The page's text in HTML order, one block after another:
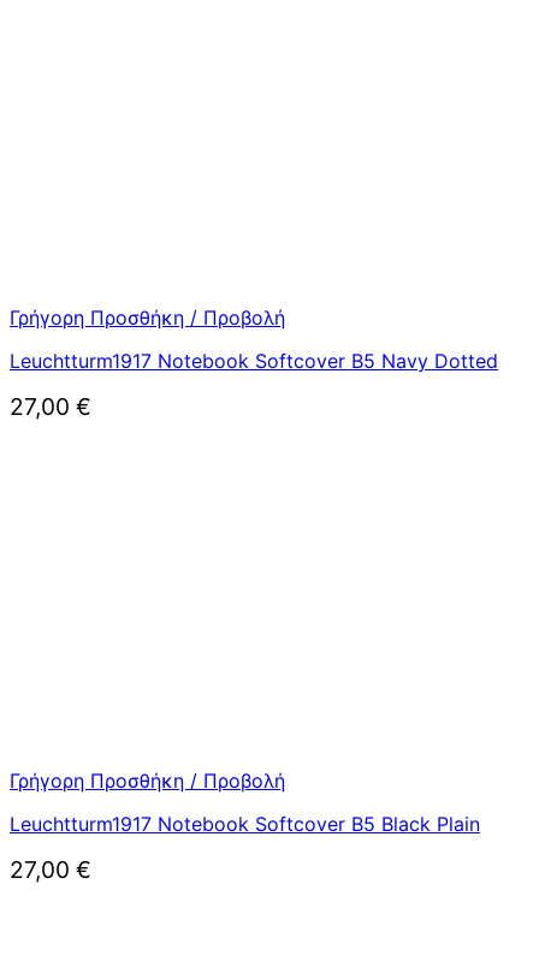
Γρήγορη Προσθήκη / Προβολή
Leuchtturm1917 Notebook Softcover B5 Navy Dotted
27,00 €
Γρήγορη Προσθήκη / Προβολή
Leuchtturm1917 Notebook Softcover B5 Black Plain
27,00 €